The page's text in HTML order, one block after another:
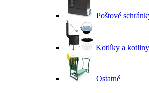
Poštové
Kotlíky a kotliny
Ostatné